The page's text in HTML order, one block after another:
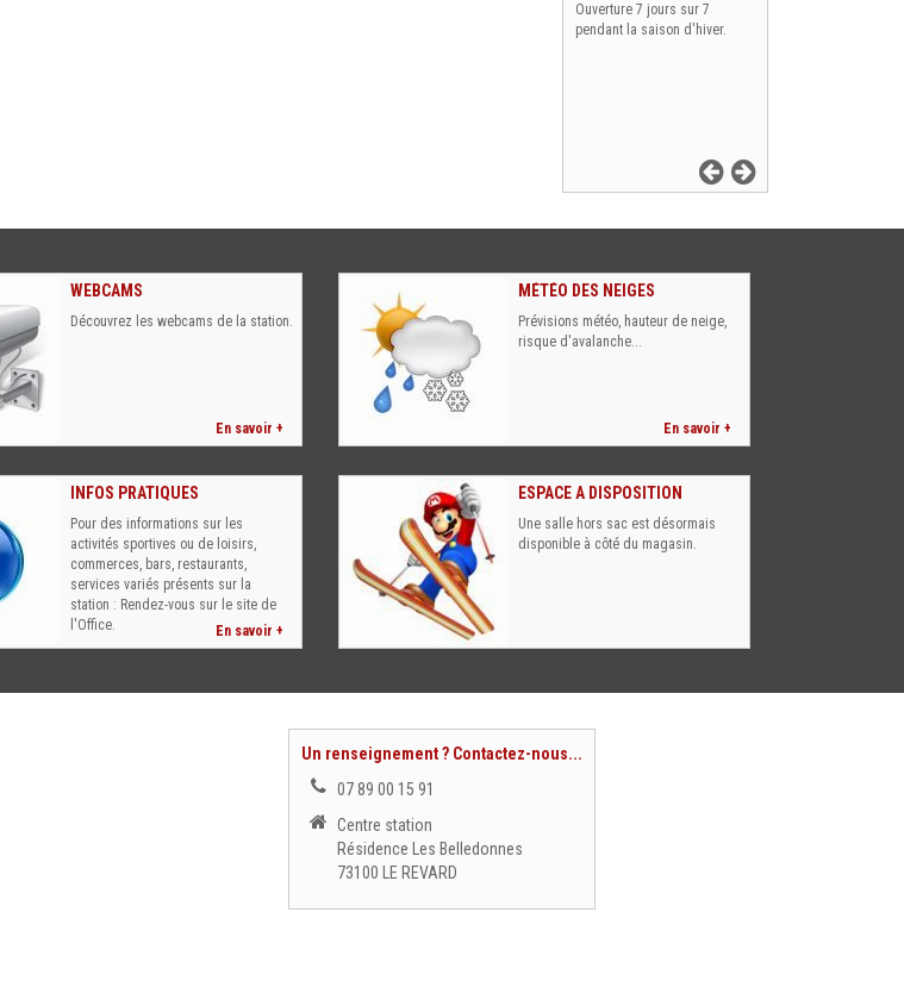
Ouverture 7 jours sur 7
pendant la saison d'hiver.
WEBCAMS
Découvrez les webcams de la station.
En savoir +
MÉTÉO DES NEIGES
Prévisions météo, hauteur de neige,
risque d'avalanche...
En savoir +
INFOS PRATIQUES
Pour des informations sur les
activités sportives ou de loisirs,
commerces, bars, restaurants,
services variés présents sur la
station : Rendez-vous sur le site de
l'Office.
En savoir +
ESPACE A DISPOSITION
Une salle hors sac est désormais
disponible à côté du magasin.
Un renseignement ? Contactez-nous...
07 89 00 15 91
Centre station
Résidence Les Belledonnes
73100 LE REVARD